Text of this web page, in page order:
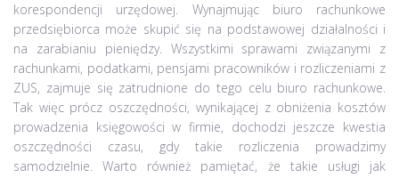
korespondencji urzędowej. Wynajmując biuro rachunkowe
przedsiębiorca może skupić się na podstawowej działalności i
na zarabianiu pieniędzy. Wszystkimi sprawami związanymi z
rachunkami, podatkami, pensjami pracowników i rozliczeniami z
ZUS, zajmuje się zatrudnione do tego celu biuro rachunkowe.
Tak więc prócz oszczędności, wynikającej z obniżenia kosztów
prowadzenia księgowości w firmie, dochodzi jeszcze kwestia
oszczędności czasu, gdy takie rozliczenia prowadzimy
samodzielnie. Warto również pamiętać, że takie usługi jak